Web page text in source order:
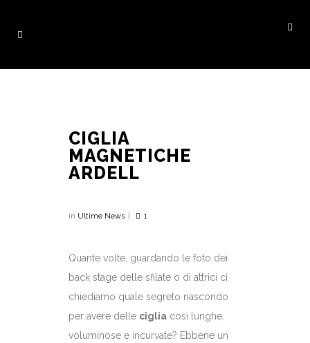
CIGLIA
MAGNETICHE
ARDELL
in Ultime News 1
Quante volte, guardando le foto dei
back stage delle sfilate o di attrici ci
chiediamo quale segreto nascondo
per avere delle ciglia così lunghe,
voluminose e incurvate? Ebbene un